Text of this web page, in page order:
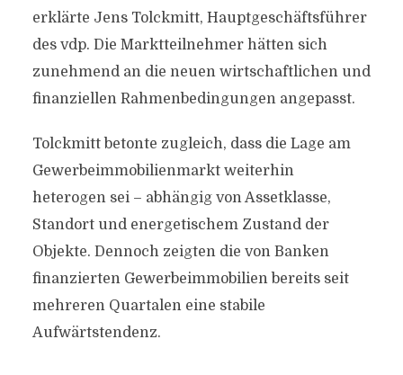
erklärte Jens Tolckmitt, Hauptgeschäftsführer
des vdp. Die Marktteilnehmer hätten sich
zunehmend an die neuen wirtschaftlichen und
finanziellen Rahmenbedingungen angepasst.
Tolckmitt betonte zugleich, dass die Lage am
Gewerbeimmobilienmarkt weiterhin
heterogen sei – abhängig von Assetklasse,
Standort und energetischem Zustand der
Objekte. Dennoch zeigten die von Banken
finanzierten Gewerbeimmobilien bereits seit
mehreren Quartalen eine stabile
Aufwärtstendenz.